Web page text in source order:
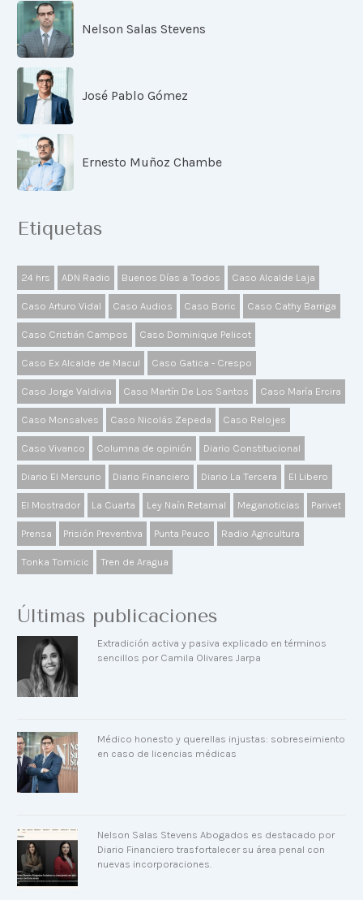
Nelson Salas Stevens
José Pablo Gómez
Ernesto Muñoz Chambe
Etiquetas
24 hrs ADN Radio Buenos Días a Todos Caso Alcalde Laja
Caso Arturo Vidal Caso Audios Caso Boric Caso Cathy Barriga
Caso Cristián Campos Caso Dominique Pelicot
Caso Ex Alcalde de Macul Caso Gatica - Crespo
Caso Jorge Valdivia Caso Martín De Los Santos Caso María Ercira
Caso Monsalves Caso Nicolás Zepeda Caso Relojes
Caso Vivanco Columna de opinión Diario Constitucional
Diario El Mercurio Diario Financiero Diario La Tercera El Libero
El Mostrador La Cuarta Ley Naín Retamal Meganoticias Parivet
Prensa Prisión Preventiva Punta Peuco Radio Agricultura
Tonka Tomicic Tren de Aragua
Últimas publicaciones
Extradición activa y pasiva explicado en términos
sencillos por Camila Olivares Jarpa
Médico honesto y querellas injustas: sobreseimiento
en caso de licencias médicas
Nelson Salas Stevens Abogados es destacado por
Diario Financiero trasfortalecer su área penal con
nuevas incorporaciones.